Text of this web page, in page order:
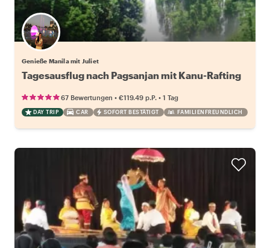
Genieße Manila mit Juliet
Tagesausflug nach Pagsanjan mit Kanu-Rafting
67 Bewertungen • €119.49 p.P. • 1 Tag
DAY TRIP CAR SOFORT BESTÄTIGT FAMILIENFREUNDLICH